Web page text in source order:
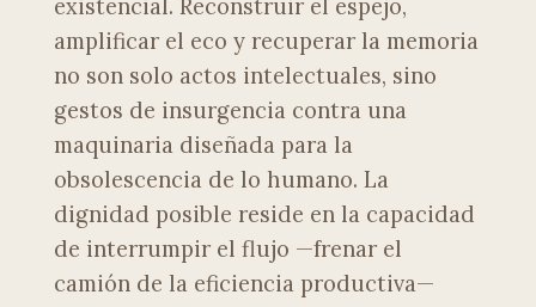
existencial. Reconstruir el espejo,
amplificar el eco y recuperar la memoria
no son solo actos intelectuales, sino
gestos de insurgencia contra una
maquinaria diseñada para la
obsolescencia de lo humano. La
dignidad posible reside en la capacidad
de interrumpir el flujo —frenar el
camión de la eficiencia productiva—